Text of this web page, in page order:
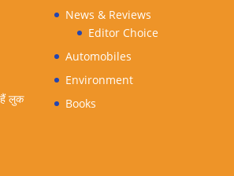
हैं लुक
News & Reviews
Editor Choice
Automobiles
Environment
Books